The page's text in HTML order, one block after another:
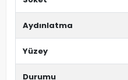
Aydınlatma
Yüzey
Durumu